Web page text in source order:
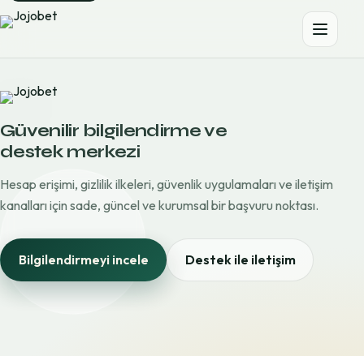
Güvenilir bilgilendirme ve
destek merkezi
Hesap erişimi, gizlilik ilkeleri, güvenlik uygulamaları ve iletişim
kanalları için sade, güncel ve kurumsal bir başvuru noktası.
Bilgilendirmeyi incele Destek ile iletişim